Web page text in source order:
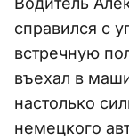
справился с
встречную
въехал в
настолько
немецкого